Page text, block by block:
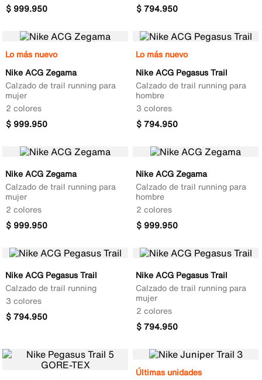
$ 999.950
$794.950
Lo más nuevo
Nike ACG Zegama
Calzado de trail running para
mujer
2 colores
$ 999.950
Lo más nuevo
Nike ACG Pegasus Trail
Calzado de trail running para
hombre
3 colores
$794.950
Nike ACG Zegama
Calzado de trail running para
mujer
2 colores
$ 999.950
Nike ACG Zegama
Calzado de trail running para
hombre
2 colores
$ 999.950
Nike ACG Pegasus Trail
Calzado de trail running
3 colores
$794.950
Nike ACG Pegasus Trail
Calzado de trail running para
mujer
2 colores
$794.950
Últimas unidades